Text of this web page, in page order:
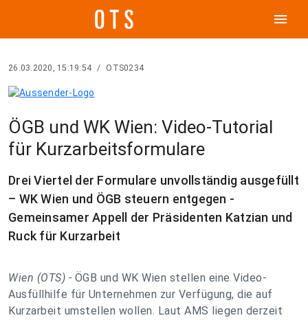
menu
26.03.2020, 15:19:54 / OTS0234
ÖGB und WK Wien: Video-Tutorial
für Kurzarbeitsformulare
Drei Viertel der Formulare unvollständig ausgefüllt
– WK Wien und ÖGB steuern entgegen -
Gemeinsamer Appell der Präsidenten Katzian und
Ruck für Kurzarbeit
Wien (OTS) - ÖGB und WK Wien stellen eine Video-
Ausfüllhilfe für Unternehmen zur Verfügung, die auf
Kurzarbeit umstellen wollen. Laut AMS liegen derzeit